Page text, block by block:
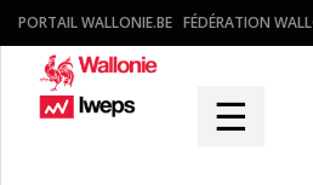
PORTAIL WALLONIE.BE FÉDÉRATION
☰